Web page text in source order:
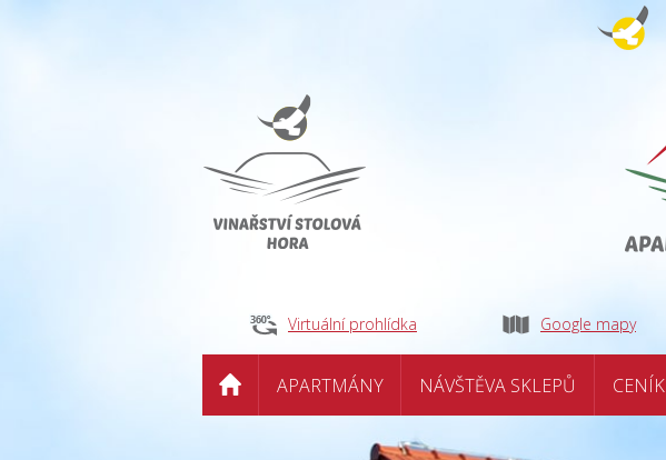
Virtuální prohlídka Google mapy
APARTMÁNY NÁVŠTĚVA SKLEPŮ CENÍK